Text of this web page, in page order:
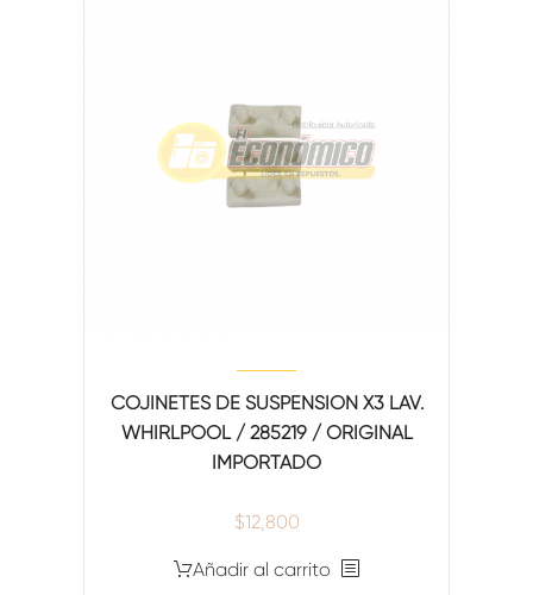
COJINETES DE SUSPENSION X3 LAV.
WHIRLPOOL / 285219 / ORIGINAL
IMPORTADO
$12,800
Añadir al carrito